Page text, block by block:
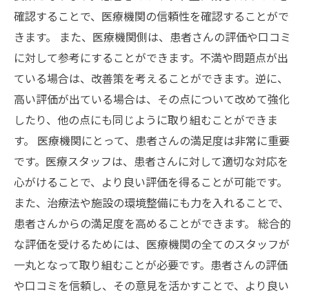
確認することで、医療機関の信頼性を確認することがで
きます。 また、医療機関側は、患者さんの評価や口コミ
に対して参考にすることができます。不満や問題点が出
ている場合は、改善策を考えることができます。逆に、
高い評価が出ている場合は、その点について改めて強化
したり、他の点にも同じように取り組むことができま
す。 医療機関にとって、患者さんの満足度は非常に重要
です。医療スタッフは、患者さんに対して適切な対応を
心がけることで、より良い評価を得ることが可能です。
また、治療法や施設の環境整備にも力を入れることで、
患者さんからの満足度を高めることができます。 総合的
な評価を受けるためには、医療機関の全てのスタッフが
一丸となって取り組むことが必要です。患者さんの評価
や口コミを信頼し、その意見を活かすことで、より良い